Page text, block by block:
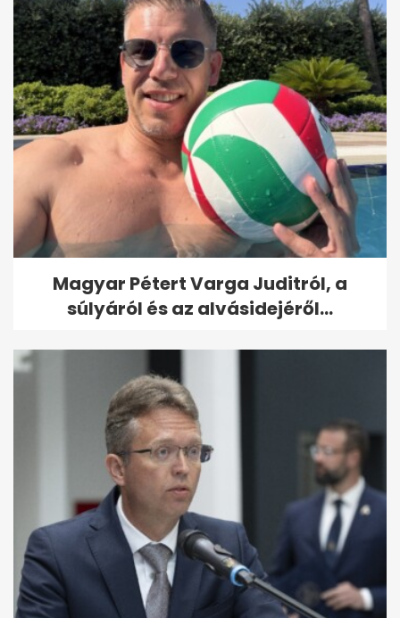
Magyar Pétert Varga Juditról, a
súlyáról és az alvásidejéről...